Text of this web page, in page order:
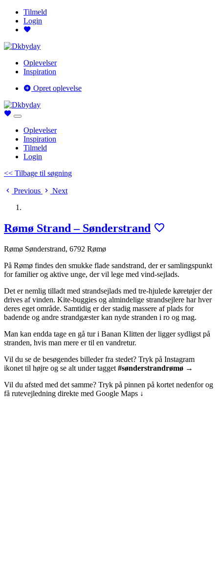
Tilmeld
Login
Oplevelser
Inspiration
Opret oplevelse
Oplevelser
Inspiration
Tilmeld
Login
<< Tilbage til søgning
Previous Next
Rømø Strand – Sønderstrand
Rømø Sønderstrand, 6792 Rømø
På Rømø findes den smukke flade sandstrand, der er samlingspunkt
for familier og aktive unge, der vil lege med vind-sejlads.
Det er nemlig tilladt med strandsejlads med tre-hjulede køretøjer der
drives af vinden. Kite-buggies og almindelige strandsejlere har hver
deres eget område. Samtidig er der stadig massere af plads for
badende og andre strandgæster kan nyde stranden i ro og mag.
Man kan endda tage en gå tur i Banan Klitten der ligger sydligst på
stranden, hvis man mere er til en vandretur.
Vil du se de besøgendes billeder fra stedet? Tryk på Instagram
ikonet til højre og se alt under tagget #sønderstrandrømø →
Vil du afsted med det samme? Tryk på pinnen på kortet nedenfor og
få rutevejledning direkte med Google Maps ↓